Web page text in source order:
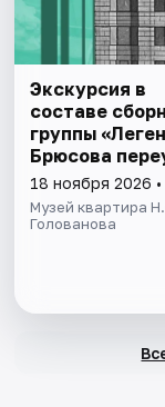
Экскурсия в
составе
группы
Брюсова
18 ноября 2026
Музей квартира
Голованова